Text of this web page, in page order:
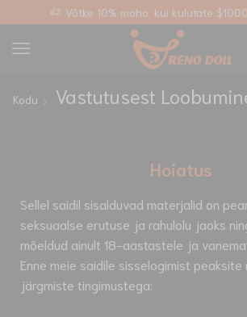
Võtke 10% maha, kui kulutate $1000
Kodu Vastutusest
Hoiatus
Sellel saidil sisalduvad materjalid on
seksuaalse erutuse ja rahulolu jaoks
mõeldud ainult 18-aastastele ja
Enne meie saidile sisselogimist peaksite
järgmiste tingimustega: